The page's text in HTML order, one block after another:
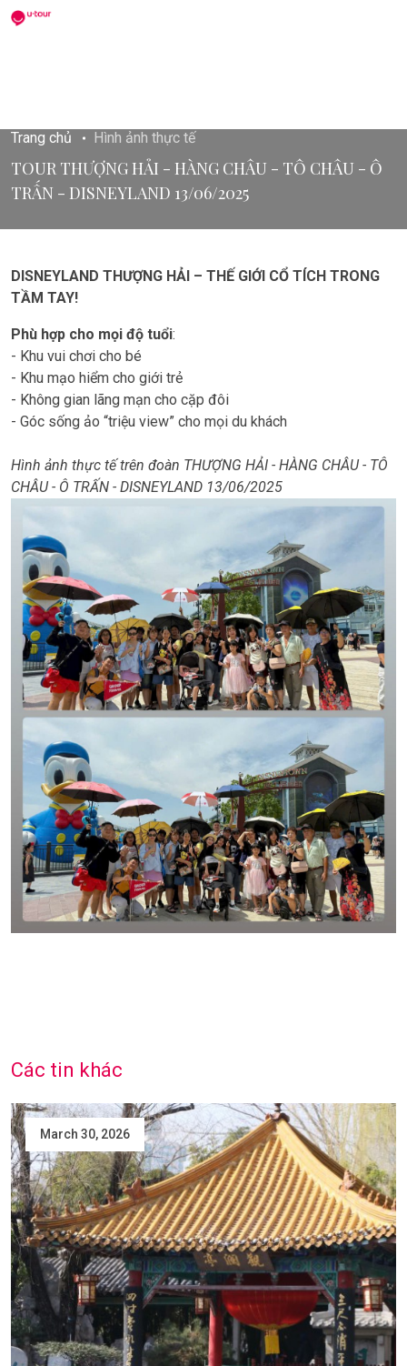
Trang chủ Hình ảnh thực tế
TOUR THƯỢNG HẢI - HÀNG CHÂU - TÔ CHÂU - Ô
TRẤN - DISNEYLAND 13/06/2025
DISNEYLAND THƯỢNG HẢI – THẾ GIỚI CỔ TÍCH TRONG
TẦM TAY!
Phù hợp cho mọi độ tuổi:
- Khu vui chơi cho bé
- Khu mạo hiểm cho giới trẻ
- Không gian lãng mạn cho cặp đôi
- Góc sống ảo “triệu view” cho mọi du khách
Hình ảnh thực tế trên đoàn THƯỢNG HẢI - HÀNG CHÂU - TÔ
CHÂU - Ô TRẤN - DISNEYLAND 13/06/2025
Các tin khác
March 30, 2026